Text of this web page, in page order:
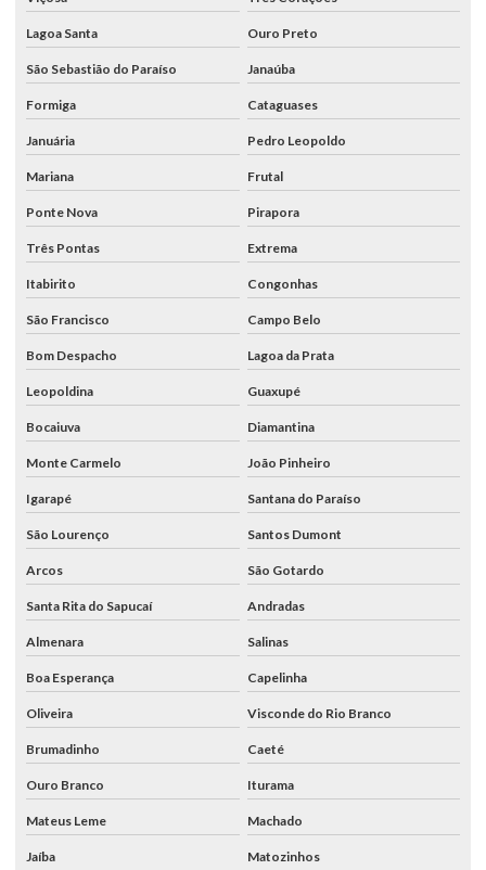
Lagoa Santa Ouro Preto
São Sebastião do Paraíso Janaúba
Formiga Cataguases
Januária Pedro Leopoldo
Mariana Frutal
Ponte Nova Pirapora
Três Pontas Extrema
Itabirito Congonhas
São Francisco Campo Belo
Bom Despacho Lagoa da Prata
Leopoldina Guaxupé
Bocaiuva Diamantina
Monte Carmelo João Pinheiro
Igarapé Santana do Paraíso
São Lourenço Santos Dumont
Arcos São Gotardo
Santa Rita do Sapucaí Andradas
Almenara Salinas
Boa Esperança Capelinha
Oliveira Visconde do Rio Branco
Brumadinho Caeté
Ouro Branco Iturama
Mateus Leme Machado
Jaíba Matozinhos